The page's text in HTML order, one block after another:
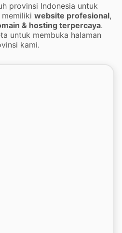
provinsi Indonesia untuk
website profesional,
& hosting terpercaya.
untuk membuka halaman
kami.